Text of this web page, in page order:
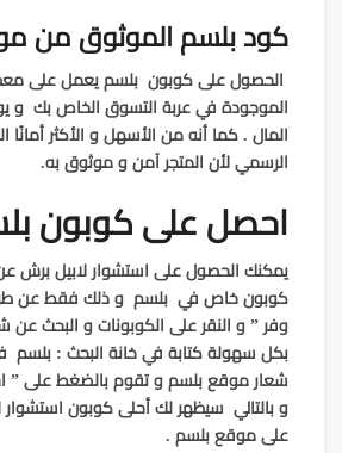
كود بلسم الموثوق من
الحصول علىكوبون بلسميعمل على
الموجودة في عربة التسوق الخاص بك و
المال . كما أنه من الأسهل و الأكثر
الرسمي لأن المتجر آمن و موثوق به.
احصل على كوبون بلسم
يمكنك الحصول علىاستشوار لابيل برش
كوبون خاص في بلسم و ذلك فقط عن
وفر ” و النقر علىالكوبوناتو البحث عن
بكل سهولة كتابة في خانة البحث :بلسم
شعارموقع بلسمو تقوم بالضغط على
و بالتالي سيظهر لك أحلىكوبون استشوار
علىموقع بلسم .